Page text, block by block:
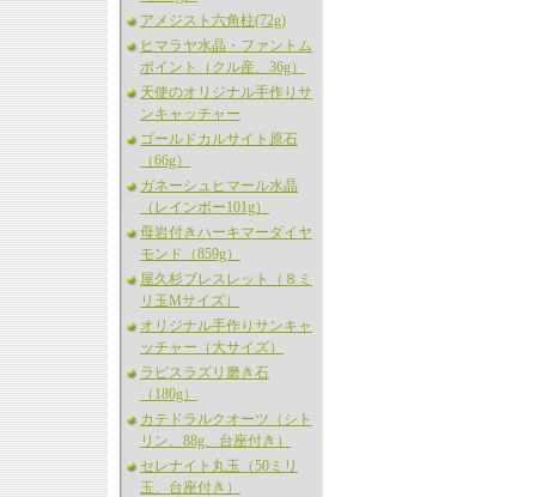
アメジスト六角柱(72g)
ヒマラヤ水晶・ファントム
ポイント（クル産、36g）
天使のオリジナル手作りサ
ンキャッチャー
ゴールドカルサイト原石
（66g）
ガネーシュヒマール水晶
（レインボー101g）
母岩付きハーキマーダイヤ
モンド（859g）
屋久杉ブレスレット（８ミ
リ玉Mサイズ）
オリジナル手作りサンキャ
ッチャー（大サイズ）
ラピスラズリ磨き石
（180g）
カテドラルクオーツ（シト
リン、88g、台座付き）
セレナイト丸玉（50ミリ
玉、台座付き）